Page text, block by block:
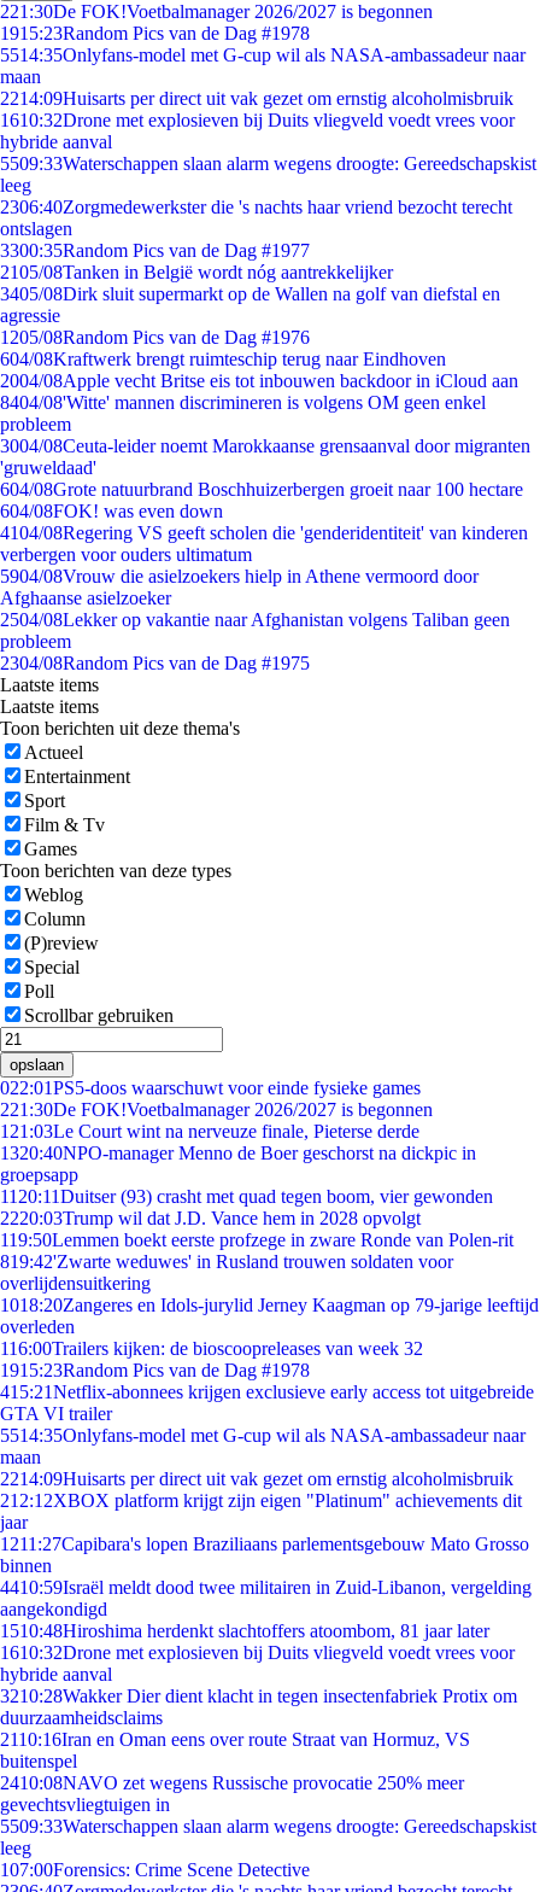
221:30De FOK!Voetbalmanager 2026/2027 is begonnen
1915:23Random Pics van de Dag #1978
5514:35Onlyfans-model met G-cup wil als NASA-ambassadeur naar
maan
2214:09Huisarts per direct uit vak gezet om ernstig alcoholmisbruik
1610:32Drone met explosieven bij Duits vliegveld voedt vrees voor
hybride aanval
5509:33Waterschappen slaan alarm wegens droogte: Gereedschapskist
leeg
2306:40Zorgmedewerkster die 's nachts haar vriend bezocht terecht
ontslagen
3300:35Random Pics van de Dag #1977
2105/08Tanken in België wordt nóg aantrekkelijker
3405/08Dirk sluit supermarkt op de Wallen na golf van diefstal en
agressie
1205/08Random Pics van de Dag #1976
604/08Kraftwerk brengt ruimteschip terug naar Eindhoven
2004/08Apple vecht Britse eis tot inbouwen backdoor in iCloud aan
8404/08'Witte' mannen discrimineren is volgens OM geen enkel
probleem
3004/08Ceuta-leider noemt Marokkaanse grensaanval door migranten
'gruweldaad'
604/08Grote natuurbrand Boschhuizerbergen groeit naar 100 hectare
604/08FOK! was even down
4104/08Regering VS geeft scholen die 'genderidentiteit' van kinderen
verbergen voor ouders ultimatum
5904/08Vrouw die asielzoekers hielp in Athene vermoord door
Afghaanse asielzoeker
2504/08Lekker op vakantie naar Afghanistan volgens Taliban geen
probleem
2304/08Random Pics van de Dag #1975
Laatste items
Laatste items
Toon berichten uit deze thema's
Actueel
Entertainment
Sport
Film & Tv
Games
Toon berichten van deze types
Weblog
Column
(P)review
Special
Poll
Scrollbar gebruiken
opslaan
022:01PS5-doos waarschuwt voor einde fysieke games
221:30De FOK!Voetbalmanager 2026/2027 is begonnen
1 21:03Le Court wint na nerveuze finale, Pieterse derde
1320:40NPO-manager Menno de Boer geschorst na dickpic in
groepsapp
11 20:11Duitser (93) crasht met quad tegen boom, vier gewonden
2220:03Trump wil dat J.D. Vance hem in 2028 opvolgt
119:50Lemmen boekt eerste profzege in zware Ronde van Polen-rit
819:42'Zwarte weduwes' in Rusland trouwen soldaten voor
overlijdensuitkering
1018:20Zangeres en Idols-jurylid Jerney Kaagman op 79-jarige leeftijd
overleden
116:00Trailers kijken: de bioscoopreleases van week 32
1915:23Random Pics van de Dag #1978
415:21Netflix-abonnees krijgen exclusieve early access tot uitgebreide
GTA VI trailer
5514:35Onlyfans-model met G-cup wil als NASA-ambassadeur naar
maan
2214:09Huisarts per direct uit vak gezet om ernstig alcoholmisbruik
212:12XBOX platform krijgt zijn eigen "Platinum" achievements dit
jaar
1211:27Capibara's lopen Braziliaans parlementsgebouw Mato Grosso
binnen
4410:59Israël meldt dood twee militairen in Zuid-Libanon, vergelding
aangekondigd
1510:48Hiroshima herdenkt slachtoffers atoombom, 81 jaar later
1610:32Drone met explosieven bij Duits vliegveld voedt vrees voor
hybride aanval
3210:28Wakker Dier dient klacht in tegen insectenfabriek Protix om
duurzaamheidsclaims
2110:16Iran en Oman eens over route Straat van Hormuz, VS
buitenspel
2410:08NAVO zet wegens Russische provocatie 250% meer
gevechtsvliegtuigen in
5509:33Waterschappen slaan alarm wegens droogte: Gereedschapskist
leeg
107:00Forensics: Crime Scene Detective